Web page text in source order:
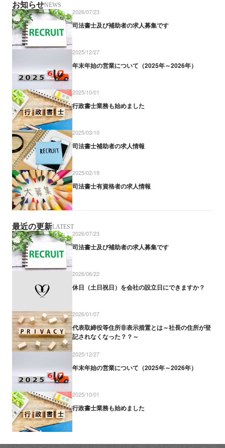
お知らせNEWS
2026/07/23
司法書士及び補助者の求人募集です
2025/12/27
年末年始の営業について（2025年～2026年）
2025/10/01
行政書士業務も始めました
2025/03/10
司法書士補助者の求人情報
2025/02/19
司法書士有資格者の求人情報
最近の更新LATEST
2026/07/23
司法書士及び補助者の求人募集です
2026/06/22
休日（土日祝日）を会社の設立日にできますか？
2026/01/07
代表取締役等住所非表示措置とは～社長の住所が登
記されなくなった？？～
2025/12/27
年末年始の営業について（2025年～2026年）
2025/10/01
行政書士業務も始めました